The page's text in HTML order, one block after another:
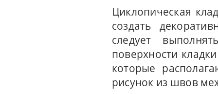
Циклопическая
создать
следует
поверхности
которые
рисунок из швов